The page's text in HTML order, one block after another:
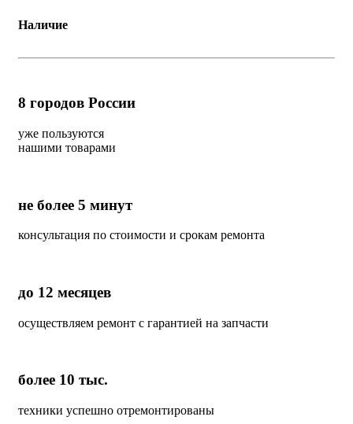
Наличие
8 городов России
уже пользуются
нашими товарами
не более 5 минут
консультация по стоимости и срокам ремонта
до 12 месяцев
осуществляем ремонт с гарантией на запчасти
более 10 тыс.
техники успешно отремонтированы